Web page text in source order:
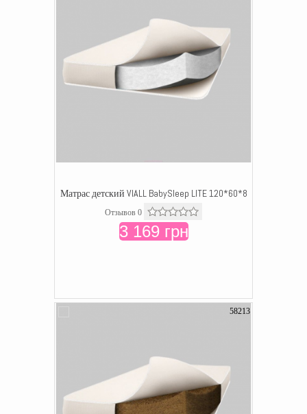
Матрас детский VIALL BabySleep LITE 120*60*8
Отзывов 0
3 169 грн
58213